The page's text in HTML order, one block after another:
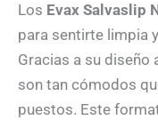
Los Evax Salvaslip
para sentirte limpia
Gracias a su diseño
son tan cómodos
puestos. Este